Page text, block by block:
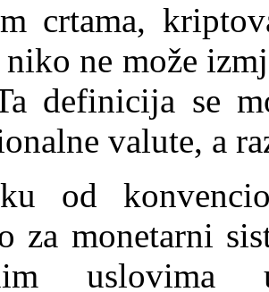
crtama,
ne može
definicija se
valute, a
od
za monetarni
uslovima